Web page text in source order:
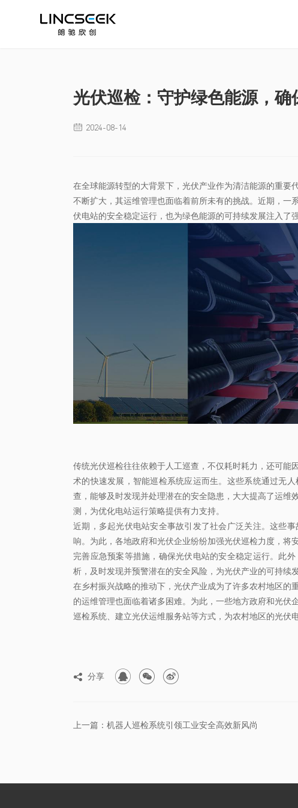
光伏巡检：守护绿色能源，确
 2024-08-14
在全球能源转型的大背景下，光伏产业作为清洁能源的重
不断扩大，其运维管理也面临着前所未有的挑战。近期，一
伏电站的安全稳定运行，也为绿色能源的可持续发展注入了强
传统光伏巡检往往依赖于人工巡查，不仅耗时耗力，还可
术的快速发展，智能巡检系统应运而生。这些系统通过无
查，能够及时发现并处理潜在的安全隐患，大大提高了运
测，为优化电站运行策略提供有力支持。
近期，多起光伏电站安全事故引发了社会广泛关注。这些
响。为此，各地政府和光伏企业纷纷加强光伏巡检力度，将
完善应急预案等措施，确保光伏电站的安全稳定运行。此
析，及时发现并预警潜在的安全风险，为光伏产业的可持续
在乡村振兴战略的推动下，光伏产业成为了许多农村地区
的运维管理也面临着诸多困难。为此，一些地方政府和光
巡检系统、建立光伏运维服务站等方式，为农村地区的光伏
 分享   
上一篇：机器人巡检系统引领工业安全高效新风尚